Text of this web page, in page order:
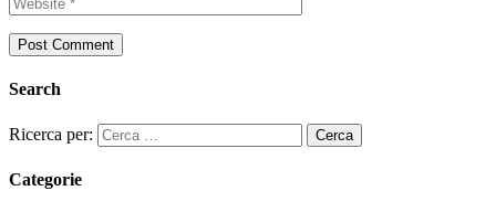
Search
Ricerca per:
Categorie